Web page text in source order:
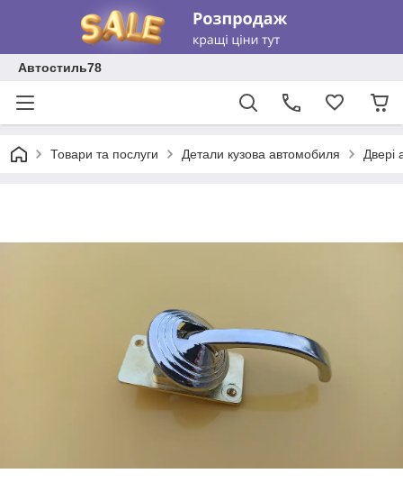
Автостиль78
Товари та послуги Детали кузова автомобиля Двері